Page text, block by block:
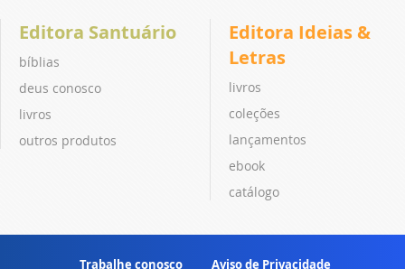
Editora Santuário
bíblias
deus conosco
livros
outros produtos
Editora Ideias &
Letras
livros
coleções
lançamentos
ebook
catálogo
Trabalhe conosco Aviso de Privacidade